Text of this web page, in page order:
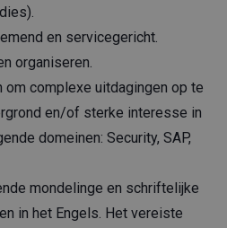
en servicegericht.
organiseren.
om complexe uitdagingen op te
en/of sterke interesse in
domeinen: Security, SAP,
mondelinge en schriftelijke
in het Engels. Het vereiste